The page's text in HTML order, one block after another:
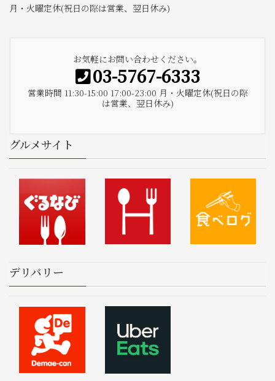
月・火曜定休(祝日の際は営業、翌日休み)
お気軽にお問い合わせください。
03-5767-6333
営業時間 11:30-15:00 17:00-23:00 月・火曜定休(祝日の際
は営業、翌日休み)
グルメサイト
デリバリー